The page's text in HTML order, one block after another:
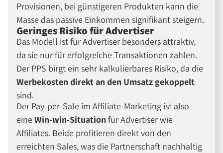
Provisionen, bei günstigeren Produkten kann die
Masse das passive Einkommen signifikant steigern.
Geringes Risiko für Advertiser
Das Modell ist für Advertiser besonders attraktiv,
da sie nur für erfolgreiche Transaktionen zahlen.
Der PPS birgt ein sehr kalkulierbares Risiko, da die
Werbekosten direkt an den Umsatz gekoppelt
sind.
Der Pay-per-Sale im Affiliate-Marketing ist also
eineWin-win-Situation für Advertiser wie
Affiliates. Beide profitieren direkt von den
erreichten Sales, was die Partnerschaft nachhaltig